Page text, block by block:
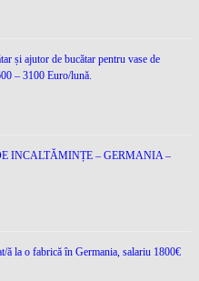
și ajutor de bucătar pentru vase de
– 3100 Euro/lună.
INCALTĂMINȚE – GERMANIA –
ă la o fabrică în Germania, salariu 1800€